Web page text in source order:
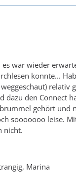
war wieder
konnte...
dazu den Connect
gehört
sooooooo leise.
nicht.
Marina